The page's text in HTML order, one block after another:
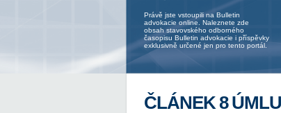
Právě jste vstoupili na Bulletin
advokacie online. Naleznete zde
obsah stavovského odborného
časopisu Bulletin advokacie i příspěvky
exklusivně určené jen pro tento portál.
ČLÁNEK 8